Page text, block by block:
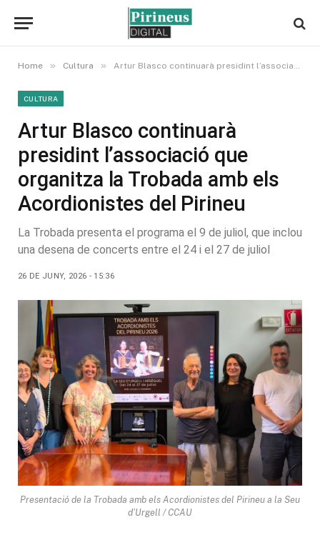
Home » Cultura » Artur Blasco continuarà presidint l’associació que organitza la Trobada amb els Acordionistes del Pirineu
CULTURA
Artur Blasco continuarà
presidint l’associació que
organitza la Trobada amb els
Acordionistes del Pirineu
La Trobada presenta el programa el 9 de juliol, que inclou
una desena de concerts entre el 24 i el 27 de juliol
26 DE JUNY, 2026 - 15:36
Presentació de la Trobada amb els Acordionistes del Pirineu a la Seu
d'Urgell / CCAU